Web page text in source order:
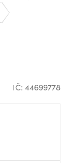
IČ: 44699778